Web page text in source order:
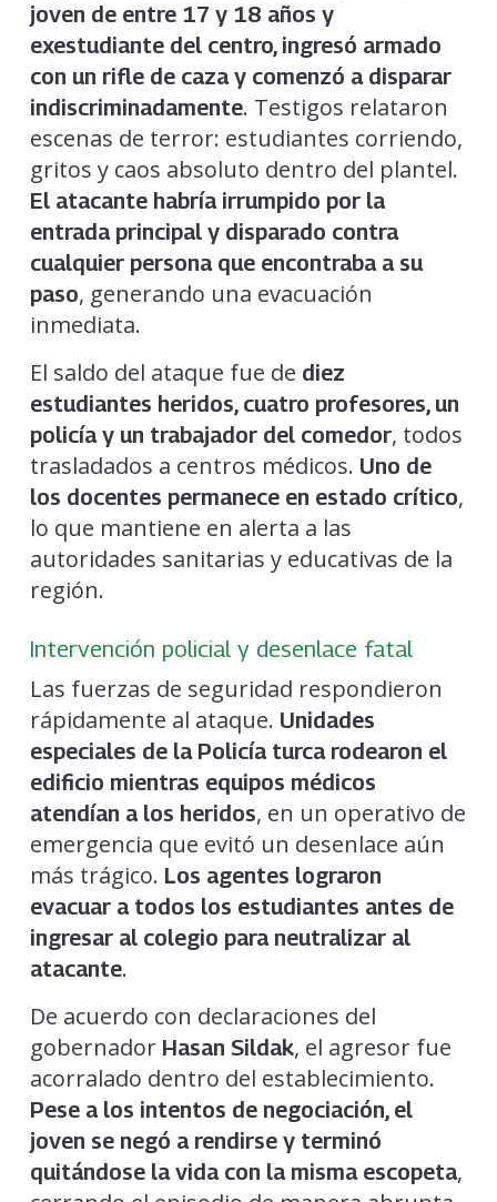
joven de entre 17 y 18 años y
exestudiante del centro, ingresó armado
con un rifle de caza y comenzó a disparar
indiscriminadamente. Testigos relataron
escenas de terror: estudiantes corriendo,
gritos y caos absoluto dentro del plantel.
El atacante habría irrumpido por la
entrada principal y disparado contra
cualquier persona que encontraba a su
paso, generando una evacuación
inmediata.
El saldo del ataque fue de diez
estudiantes heridos, cuatro profesores, un
policía y un trabajador del comedor, todos
trasladados a centros médicos. Uno de
los docentes permanece en estado crítico,
lo que mantiene en alerta a las
autoridades sanitarias y educativas de la
región.
Intervención policial y desenlace fatal
Las fuerzas de seguridad respondieron
rápidamente al ataque. Unidades
especiales de la Policía turca rodearon el
edificio mientras equipos médicos
atendían a los heridos, en un operativo de
emergencia que evitó un desenlace aún
más trágico. Los agentes lograron
evacuar a todos los estudiantes antes de
ingresar al colegio para neutralizar al
atacante.
De acuerdo con declaraciones del
gobernador Hasan Sildak, el agresor fue
acorralado dentro del establecimiento.
Pese a los intentos de negociación, el
joven se negó a rendirse y terminó
quitándose la vida con la misma escopeta,